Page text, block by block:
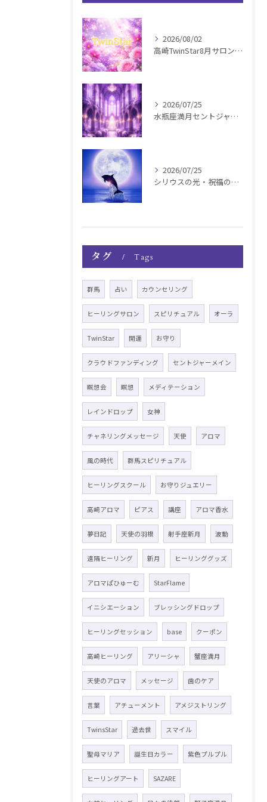
2026/08/02
高崎TwinStar8月サロンお知らせ
2026/07/25
水瓶座満月セントジャーメインGSVF遠隔お知らせ
2026/07/25
シリウスの光・祝福の波動チャージ遠隔お知らせ〜銀河新年〜
タグ Tags
群馬 占い カウンセリング
ヒーリングサロン スピリチュアル オーラ
TwinStar 開運 お守り
クラウドファンディング セントジャーメイン
瞑想会 瞑想 メディテーション
レインドロップ 女神
チャネリングメッセージ 天使 アロマ
風の時代 群馬スピリチュアル
ヒーリングスクール お守りジュエリー
高崎アロマ ピアス 講座 アロマ香水
夢日記 天使の羽根 射手座新月 波動
遠隔ヒーリング 新月 ヒーリンググッズ
アロマぱひゅーむ StarFlame
イニシエーション ブレッシングドロップ
ヒーリングセッション base クーポン
高崎ヒーリング アリーシャ 蟹座満月
天使のアロマ メッセージ 歯のケア
言葉 アチューメント アメジストリング
TwinsStar 過去世 スマイル
聖母マリア 誕生日カラー 紫色プルプル
ヒーリングアート SAZARE